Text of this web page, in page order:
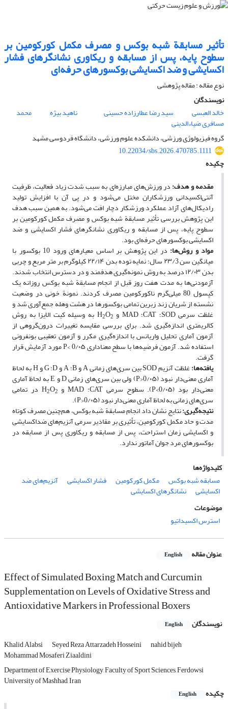
تأثیر مسابقة شبه بوکس و مصرف مکمل کورکومین بر
سطوح پایه، پس از مسابقه و ریکاوری نشانگرهای فشار‌‌
اکسایشی و ضد ‌اکسایشی بوکسورهای حرفه‌‌ای
نوع مقاله : مقاله پژوهشی
نویسندگان
خالد العبسی
سید رضا عطارزاده حسینی ناهید بیژه محمد
مسافری ضیاءالدینی
گروه فیزیولوژی ورزشی، دانشکده علوم ورزشی، دانشگاه فردوسی مشهد
10.22034/sbs.2026.470785.1111
چکیده
مقدمه و هدف:در ورزش‌های مبارزه‌ای به سبب شدت زیاد فعالیت، ظرفیت
آنتی‌اکسیدانی ورزشکاران مختل ‌می‌شود و در پی آن با افزایش تولید
رادیکال‌های آزاد عملکرد ورزشکار دچار افت ‌می‌شود. به همین سبب هدف
این پژوهش بررسی تأثیر مسابقة شبه بوکس و مصرف مکمل کورکومین بر
سطوح پایه، پس از مسابقه و ریکاوری نشانگرهای فشار اکسایشی و ضد
اکسایشی بوکسورهای حرفه‌‌ای بود.
مواد و روش­‌ها: در این پژوهش بر اساس معیارهای ورود 10 بوکسور با
میانگین سن ۲۳/3 سال؛ نمایه توده بدن ۲۲/۱۴ کیلوگرم بر متر مربع و چربی
بدن ۱۲/۰۳ درصد به روش نمونه‌گیری هدفمند و در دسترس انتخاب شدند.
آزمودنی‌ها به مدت هفت روز قبل از انجام مسابقة شبه بوکس روزانه یک
کپسول 80 میلی‌گرم ناکورکومین مصرف کردند. نمونة خونی در وضعیت
نشسته از شریان زند زبرین تمامی بوکسورها در هشت وهله جمع‌آوری شد و
غلظت سرمیSOD؛ CAT؛MAD و H2O2 به وسیله کیت الایزا به روش
کالریمتری اندازه‌گیری شد. برای بررسی مقایسه تغییرات درون‌گروهی از
آزمون آماری تحلیل واریانس با اندازه‌گیری مکرر و آزمون تعقیبی بونفرونی
استفاده شد. آزمون فرضیه‌ها با سطح معناداری 0/۰۵ > Pمورد آزمایش قرار
گرفت.
یافته­‌ها:غلظت آنزیمSODبین سری‌های زمانیAوB؛AوD؛GوHبه لحاظ
آماری معنی‌‌دار نبود (0/۰۵< P) ولی بین سری‌های زمانیDوEبه لحاظ آماری
معنی‌‌دار بود (0/۰۵> P). سطوح سرمی CAT؛ MAD و H2O2 در تمامی
سری‌های زمانی به لحاظ آماری معنی‌‌دار نبود (0/۰۵< P
).
نتیجه‌گیری:نتایج نشان داد انجام مسابقة شبه بوکس، ‌‌هم‌چنین مصرف کوتاه
مدت و حاد مکمل کورکومین، تأثیری بر مقادیر سرمی آنزیم‌های ضداکسایشی
و اکسایشی زمان استراحت، پس از مسابقه و ریکاوری پس از مسابقه در
بوکسورهای مرد جوان آماتور ندارد.
کلیدواژه‌ها
مسابقه شبه بوکس
مکمل کورکومین فشار اکسایشی آنزیم‌های ضد
اکسایشی
نشانگرهای اکسایشی
موضوعات
استرس اکسیداتیو
عنوان مقاله English
Effect of Simulated Boxing Match and Curcumin
Supplementation on Levels of Oxidative Stress and
Antioxidative Markers in Professional Boxers
نویسندگان English
Khalid Alabsi Seyed Reza Attarzadeh Hosseini nahid bijeh
Mohammad Mosaferi Ziaaldini
Department of Exercise Physiology, Faculty of Sport Sciences, Ferdowsi
University of Mashhad, Iran
چکیده
English